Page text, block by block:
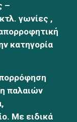
–
γωνίες ,
κατηγορία
παλαιών
Με ειδικά